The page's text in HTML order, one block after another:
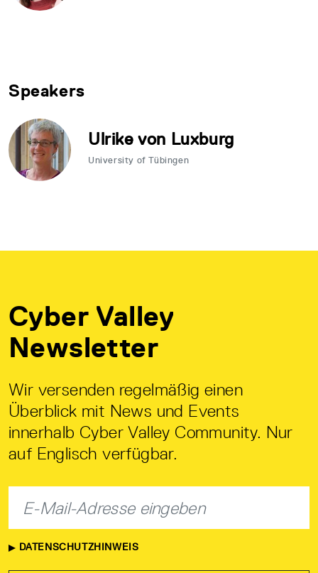
Speakers
Ulrike von Luxburg
University of Tübingen
Cyber Valley
Newsletter
Wir versenden regelmäßig einen
Überblick mit News und Events
innerhalb Cyber Valley Community. Nur
auf Englisch verfügbar.
DATENSCHUTZHINWEIS